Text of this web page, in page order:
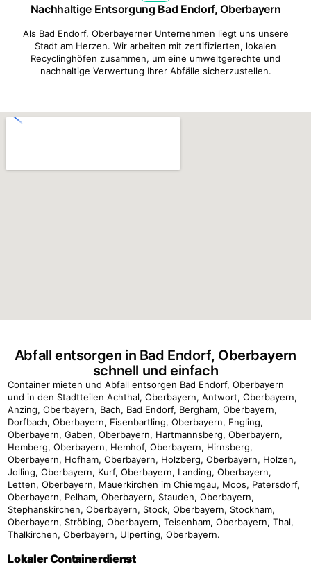
Nachhaltige Entsorgung Bad Endorf, Oberbayern
Als Bad Endorf, Oberbayerner Unternehmen liegt uns unsere
Stadt am Herzen. Wir arbeiten mit zertifizierten, lokalen
Recyclinghöfen zusammen, um eine umweltgerechte und
nachhaltige Verwertung Ihrer Abfälle sicherzustellen.
Abfall entsorgen in Bad Endorf, Oberbayern
schnell und einfach
Container mieten und Abfall entsorgen Bad Endorf, Oberbayern
und in den Stadtteilen Achthal, Oberbayern, Antwort, Oberbayern,
Anzing, Oberbayern, Bach, Bad Endorf, Bergham, Oberbayern,
Dorfbach, Oberbayern, Eisenbartling, Oberbayern, Engling,
Oberbayern, Gaben, Oberbayern, Hartmannsberg, Oberbayern,
Hemberg, Oberbayern, Hemhof, Oberbayern, Hirnsberg,
Oberbayern, Hofham, Oberbayern, Holzberg, Oberbayern, Holzen,
Jolling, Oberbayern, Kurf, Oberbayern, Landing, Oberbayern,
Letten, Oberbayern, Mauerkirchen im Chiemgau, Moos, Patersdorf,
Oberbayern, Pelham, Oberbayern, Stauden, Oberbayern,
Stephanskirchen, Oberbayern, Stock, Oberbayern, Stockham,
Oberbayern, Ströbing, Oberbayern, Teisenham, Oberbayern, Thal,
Thalkirchen, Oberbayern, Ulperting, Oberbayern.
Lokaler Containerdienst